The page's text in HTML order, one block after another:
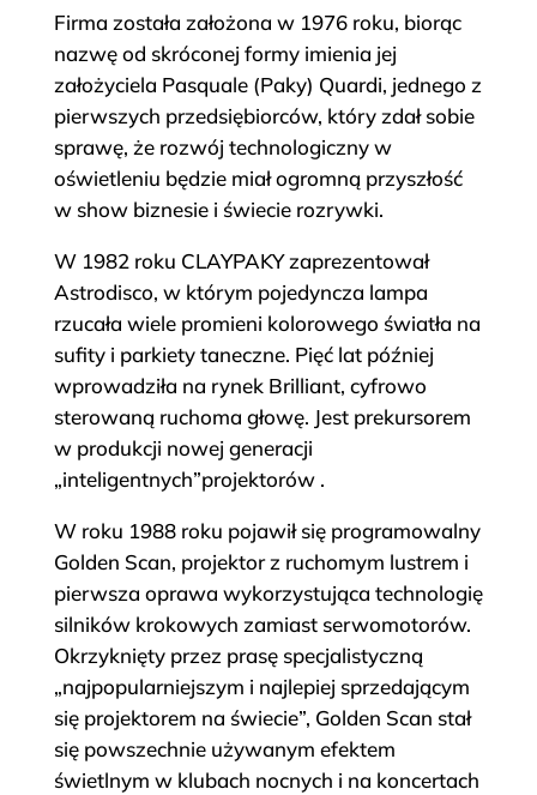
Firma została założona w 1976 roku, biorąc
nazwę od skróconej formy imienia jej
założyciela Pasquale (Paky) Quardi, jednego z
pierwszych przedsiębiorców, który zdał sobie
sprawę, że rozwój technologiczny w
oświetleniu będzie miał ogromną przyszłość
w show biznesie i świecie rozrywki.
W 1982 roku CLAYPAKY zaprezentował
Astrodisco, w którym pojedyncza lampa
rzucała wiele promieni kolorowego światła na
sufity i parkiety taneczne. Pięć lat później
wprowadziła na rynek Brilliant, cyfrowo
sterowaną ruchoma głowę. Jest prekursorem
w produkcji nowej generacji
„inteligentnych”projektorów .
W roku 1988 roku pojawił się programowalny
Golden Scan, projektor z ruchomym lustrem i
pierwsza oprawa wykorzystująca technologię
silników krokowych zamiast serwomotorów.
Okrzyknięty przez prasę specjalistyczną
„najpopularniejszym i najlepiej sprzedającym
się projektorem na świecie”, Golden Scan stał
się powszechnie używanym efektem
świetlnym w klubach nocnych i na koncertach